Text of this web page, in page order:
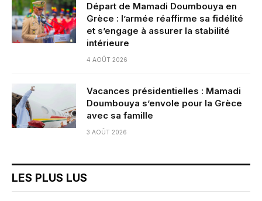
Départ de Mamadi Doumbouya en
Grèce : l’armée réaffirme sa fidélité
et s’engage à assurer la stabilité
intérieure
4 AOÛT 2026
Vacances présidentielles : Mamadi
Doumbouya s’envole pour la Grèce
avec sa famille
3 AOÛT 2026
LES PLUS LUS